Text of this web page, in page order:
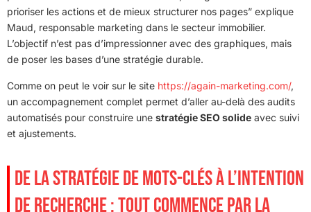
prioriser les actions et de mieux structurer nos pages” explique
Maud, responsable marketing dans le secteur immobilier.
L’objectif n’est pas d’impressionner avec des graphiques, mais
de poser les bases d’une stratégie durable.
Comme on peut le voir sur le site https://again-marketing.com/,
un accompagnement complet permet d’aller au-delà des audits
automatisés pour construire une stratégie SEO solide avec suivi
et ajustements.
DE LA STRATÉGIE DE MOTS-CLÉS À L’INTENTION
DE RECHERCHE : TOUT COMMENCE PAR LA